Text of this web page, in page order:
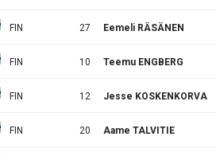
FIN 27 Eemeli RÄSÄNEN
FIN 10 Teemu ENGBERG
FIN 12 Jesse KOSKENKORVA
FIN 20 Aame TALVITIE